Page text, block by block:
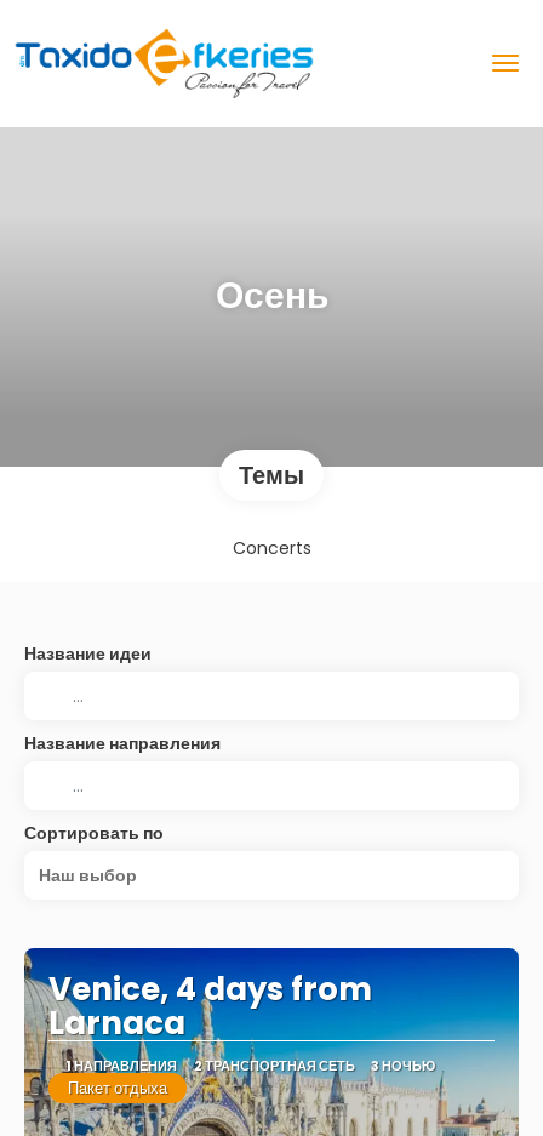
Осень
Темы
Concerts
Название идеи
Название направления
Сортировать по
Наш выбор
Venice, 4 days from
Larnaca
1 НАПРАВЛЕНИЯ 2 ТРАНСПОРТНАЯ СЕТЬ 3 НОЧЬЮ
Пакет отдыха